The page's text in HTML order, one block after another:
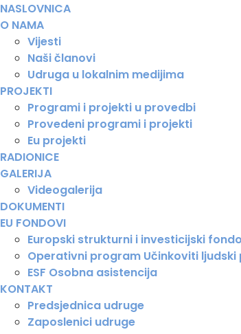
NASLOVNICA
O NAMA
Vijesti
Naši članovi
Udruga u lokalnim medijima
PROJEKTI
Programi i projekti u provedbi
Provedeni programi i projekti
Eu projekti
RADIONICE
GALERIJA
Videogalerija
DOKUMENTI
EU FONDOVI
Europski strukturni i investicijski
Operativni program Učinkoviti
ESF Osobna asistencija
KONTAKT
Predsjednica udruge
Zaposlenici udruge